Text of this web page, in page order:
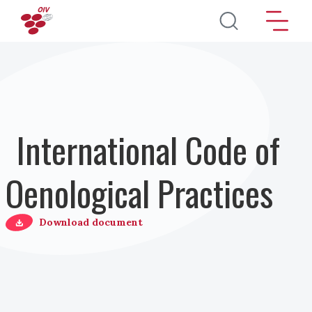
Pasar al contenido principal
International Code of
Oenological Practices
Download document